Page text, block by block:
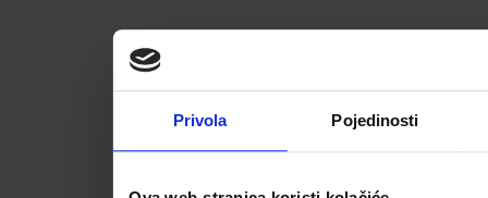
Privola Pojedinosti